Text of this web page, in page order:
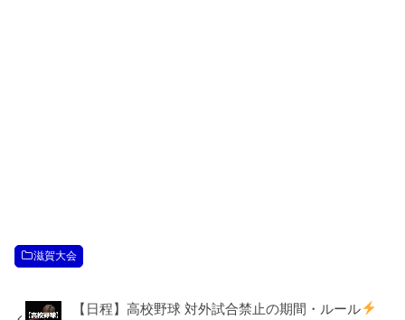
滋賀大会
【日程】高校野球 対外試合禁止の期間・ルール